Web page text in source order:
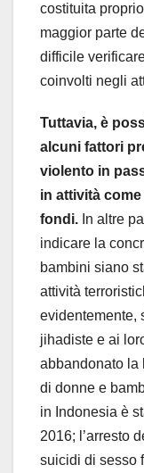
costituita
maggior parte
difficile
coinvolti negli
Tuttavia, è
alcuni fattori
violento in
in attività
fondi. In altre
indicare la
bambini siano
attività
evidentemente,
jihadiste e ai
abbandonato la
di donne e
in Indonesia è
2016; l’arresto
suicidi di sesso